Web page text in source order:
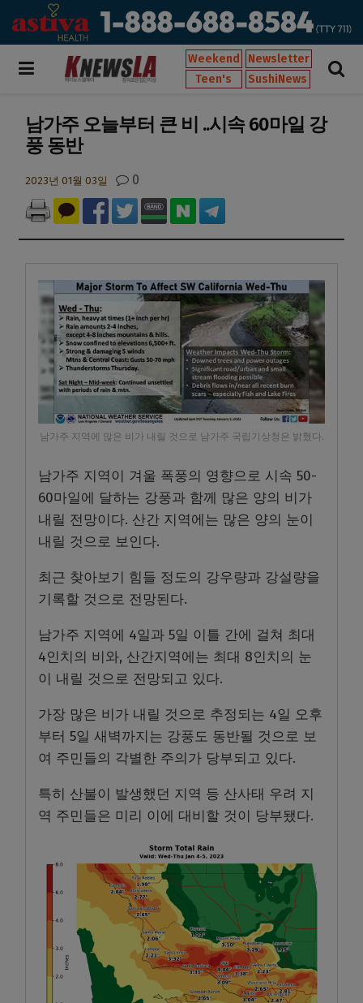
Weekend
Newsletter
Teen's
SushiNews
남가주 오늘부터 큰 비 ..시속 60마일 강
풍 동반
2023년 01월 03일 0
남가주 지역에 많은 비가 내릴 것으로 남가주 국립기상청은 밝혔다.
남가주 지역이 겨울 폭풍의 영향으로 시속 50-
60마일에 달하는 강풍과 함께 많은 양의 비가
내릴 전망이다. 산간 지역에는 많은 양의 눈이
내릴 것으로 보인다.
최근 찾아보기 힘들 정도의 강우량과 강설량을
기록할 것으로 전망된다.
남가주 지역에 4일과 5일 이틀 간에 걸쳐 최대
4인치의 비와, 산간지역에는 최대 8인치의 눈
이 내릴 것으로 전망되고 있다.
가장 많은 비가 내릴 것으로 추정되는 4일 오후
부터 5일 새벽까지는 강풍도 동반될 것으로 보
여 주민들의 각별한 주의가 당부되고 있다.
특히 산불이 발생했던 지역 등 산사태 우려 지
역 주민들은 미리 이에 대비할 것이 당부됐다.